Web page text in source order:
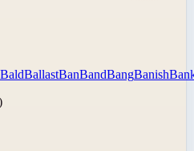
BaldBallastBanBandBangBanish